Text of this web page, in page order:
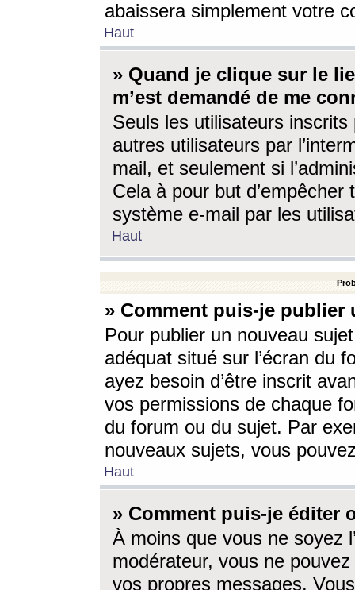
abaissera simplement votre
Haut
» Quand je clique sur le
m’est demandé de me
Seuls les utilisateurs
autres utilisateurs par
mail, et seulement si
Cela à pour but
système e-mail par les
Haut
» Comment puis-je
Pour publier un nouveau
adéquat situé sur l’écran du
ayez besoin d’être inscrit
vos permissions de chaque
du forum ou du sujet. Par
nouveaux sujets, vous
Haut
» Comment puis-je éditer
À moins que vous ne soyez
modérateur, vous ne
vos propres messages.